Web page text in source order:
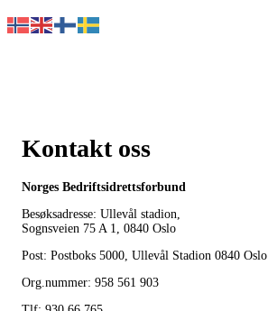
Kontakt oss
Norges Bedriftsidrettsforbund
Besøksadresse: Ullevål stadion,
Sognsveien 75 A 1, 0840 Oslo
Post: Postboks 5000, Ullevål Stadion 0840 Oslo
Org.nummer: 958 561 903